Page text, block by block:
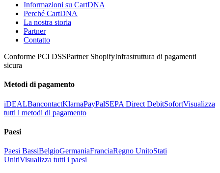
Informazioni su CartDNA
Perché CartDNA
La nostra storia
Partner
Contatto
Conforme PCI DSSPartner ShopifyInfrastruttura di pagamenti
sicura
Metodi di pagamento
iDEALBancontactKlarnaPayPalSEPA Direct DebitSofortVisualizza
tutti i metodi di pagamento
Paesi
Paesi BassiBelgioGermaniaFranciaRegno UnitoStati
UnitiVisualizza tutti i paesi